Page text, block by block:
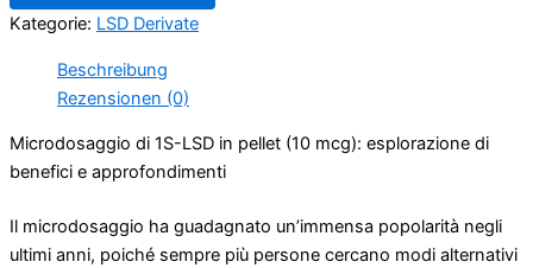
(10
mcg)
Menge
Kategorie: LSD Derivate
Beschreibung
Rezensionen (0)
Microdosaggio di 1S-LSD in pellet (10 mcg): esplorazione di
benefici e approfondimenti
Il microdosaggio ha guadagnato un’immensa popolarità negli
ultimi anni, poiché sempre più persone cercano modi alternativi